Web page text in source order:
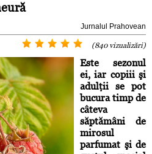
Jurnalul Prahovean
(840 vizualizări)
Este sezonul
ei, iar copiii şi
adulţii se pot
bucura timp de
câteva
săptămâni de
mirosul
parfumat şi de